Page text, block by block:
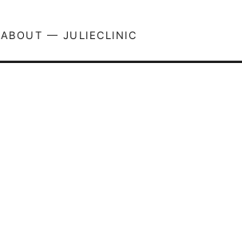
ABOUT — JULIECLINIC